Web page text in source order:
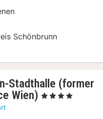
Schönbrunn
Stadthalle (former
Wien) 1
, 4 Sterren